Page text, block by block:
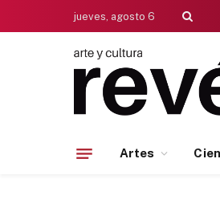
jueves, agosto 6
Artes